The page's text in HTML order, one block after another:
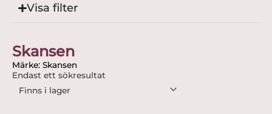
Visa filter
Skansen
Märke: Skansen
Endast ett sökresultat